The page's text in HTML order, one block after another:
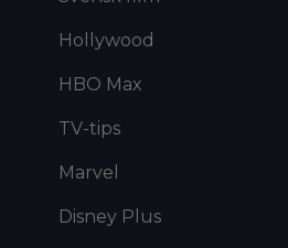
Hollywood
HBO Max
TV-tips
Marvel
Disney Plus